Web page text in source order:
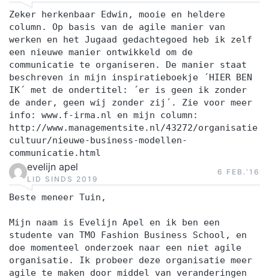
Zeker herkenbaar Edwin, mooie en heldere
column. Op basis van de agile manier van
werken en het Jugaad gedachtegoed heb ik zelf
een nieuwe manier ontwikkeld om de
communicatie te organiseren. De manier staat
beschreven in mijn inspiratieboekje ´HIER BEN
IK´ met de ondertitel: ´er is geen ik zonder
de ander, geen wij zonder zij´. Zie voor meer
info: www.f-irma.nl en mijn column:
http://www.managementsite.nl/43272/organisatie
cultuur/nieuwe-business-modellen-
communicatie.html
evelijn apel
LID SINDS 2019
6 FEB.‘16
Beste meneer Tuin,
Mijn naam is Evelijn Apel en ik ben een
studente van TMO Fashion Business School, en
doe momenteel onderzoek naar een niet agile
organisatie. Ik probeer deze organisatie meer
agile te maken door middel van veranderingen